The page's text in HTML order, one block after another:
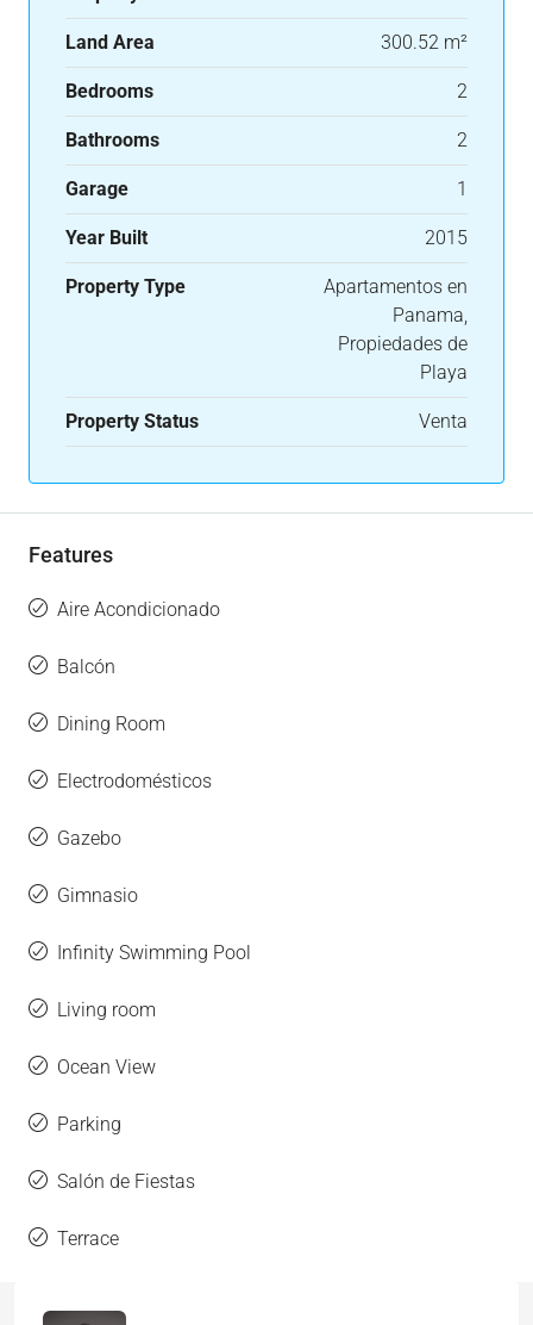
Land Area 300.52 m²
Bedrooms 2
Bathrooms 2
Garage 1
Year Built 2015
Property Type
Apartamentos en
Panama,
Propiedades de
Playa
Property Status Venta
Features
Aire Acondicionado
Balcón
Dining Room
Electrodomésticos
Gazebo
Gimnasio
Infinity Swimming Pool
Living room
Ocean View
Parking
Salón de Fiestas
Terrace